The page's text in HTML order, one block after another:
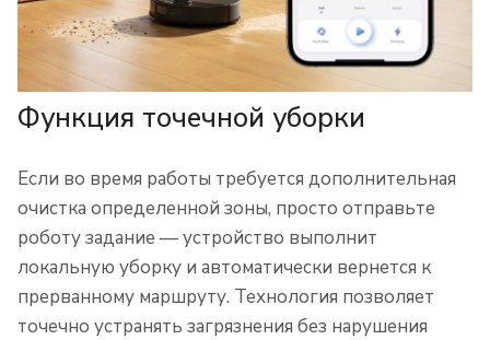
Функция точечной уборки
Если во время работы требуется дополнительная
очистка определенной зоны, просто отправьте
роботу задание — устройство выполнит
локальную уборку и автоматически вернется к
прерванному маршруту. Технология позволяет
точечно устранять загрязнения без нарушения